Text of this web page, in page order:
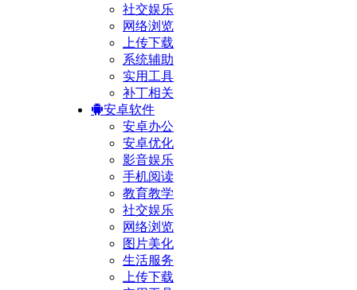
社交娱乐
网络浏览
上传下载
系统辅助
实用工具
补丁相关
安卓软件
安卓办公
安卓优化
影音娱乐
手机阅读
教育教学
社交娱乐
网络浏览
图片美化
生活服务
上传下载